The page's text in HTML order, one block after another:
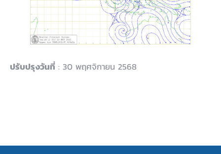
ปรับปรุงวันที่ : 30 พฤศจิกายน 2568